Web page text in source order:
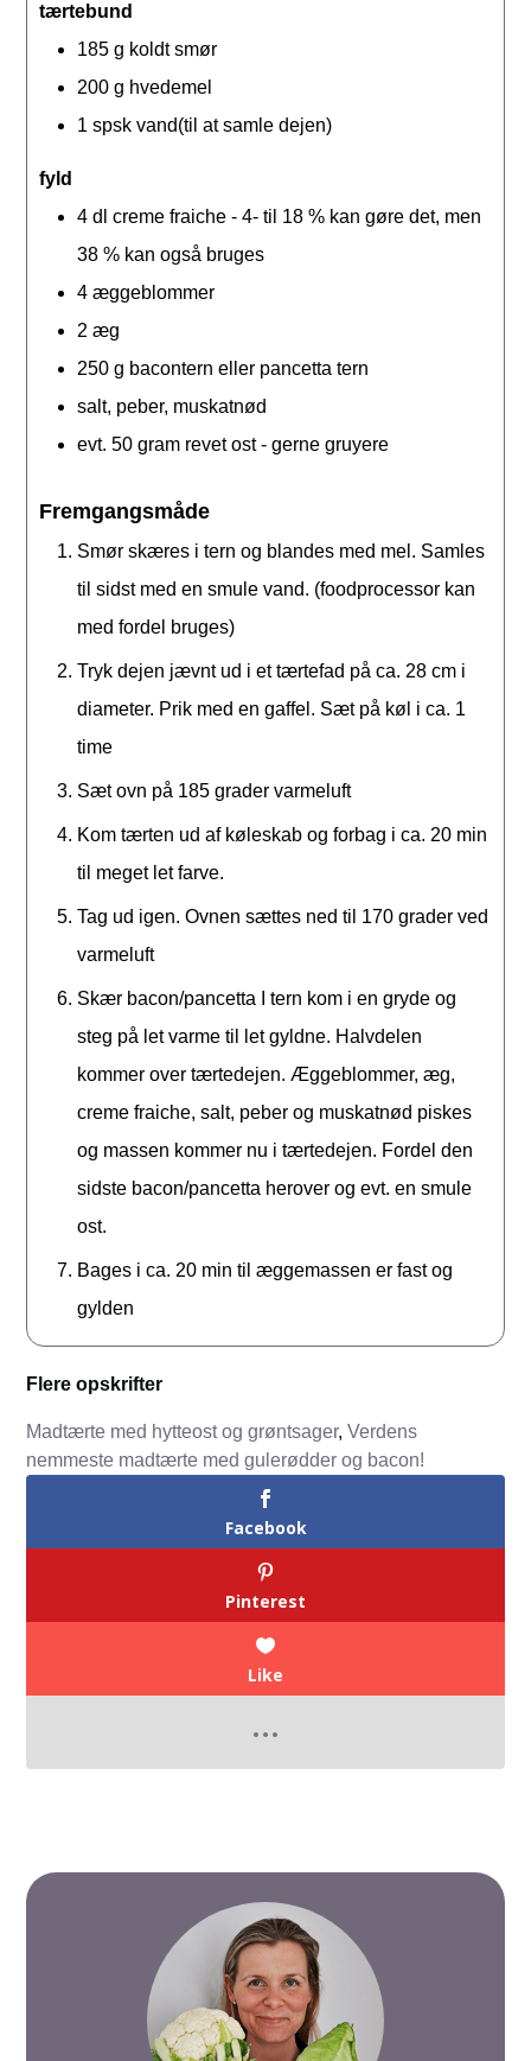
tærtebund
185 g koldt smør
200 g hvedemel
1 spsk vand(til at samle dejen)
fyld
4 dl
creme fraiche - 4- til 18 % kan gøre det, men
38 % kan også bruges
4 æggeblommer
2 æg
250 g bacontern eller pancetta tern
salt, peber, muskatnød
evt. 50 gram revet ost - gerne gruyere
Fremgangsmåde
Smør skæres i tern og blandes med mel. Samles
til sidst med en smule vand. (foodprocessor kan
med fordel bruges)
Tryk dejen jævnt ud i et tærtefad på ca. 28 cm i
diameter. Prik med en gaffel. Sæt på køl i ca. 1
time
Sæt ovn på 185 grader varmeluft
Kom tærten ud af køleskab og forbag i ca. 20 min
til meget let farve.
Tag ud igen. Ovnen sættes ned til 170 grader ved
varmeluft
Skær bacon/pancetta I tern kom i en gryde og
steg på let varme til let gyldne. Halvdelen
kommer over tærtedejen. Æggeblommer, æg,
creme fraiche, salt, peber og muskatnød piskes
og massen kommer nu i tærtedejen. Fordel den
sidste bacon/pancetta herover og evt. en smule
ost.
Bages i ca. 20 min til æggemassen er fast og
gylden
Flere opskrifter
Madtærte med hytteost og grøntsager,Verdens
nemmeste madtærte med gulerødder og bacon!
Facebook
Pinterest
Like